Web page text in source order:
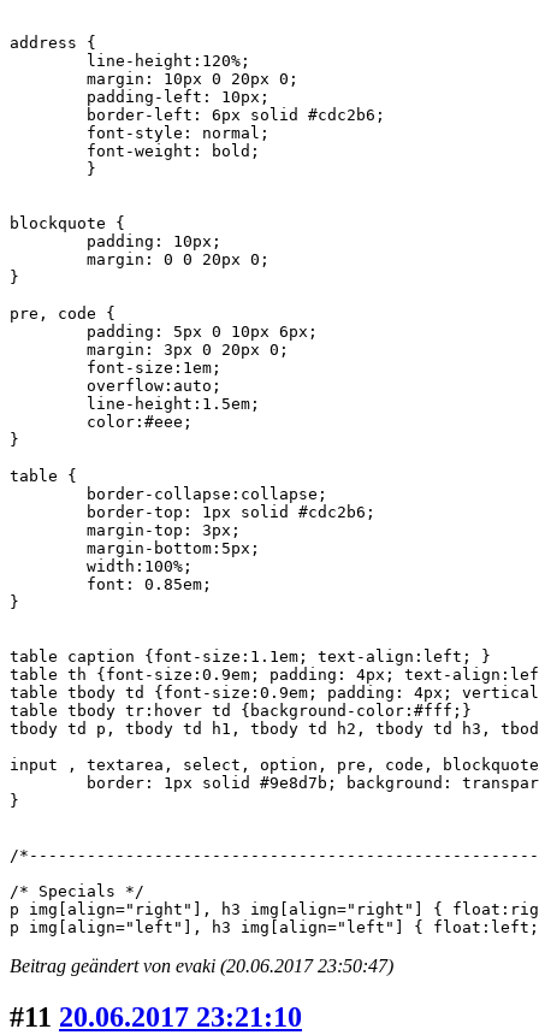
address {
blockquote {
}
pre, code {
}
table {
}
table caption {font-size:1.1em; text-align:left; }
table th {font-size:0.9em; padding: 4px; text-
table tbody td {font-size:0.9em; padding: 4px;
table tbody tr:hover td {background-color:#fff;}
tbody td p, tbody td h1, tbody td h2, tbody td h3,
input , textarea, select, option, pre, code,
}
/
/* Specials */
p img[align="right"], h3 img[align="right"] {
p img[align="left"], h3 img[align="left"] { float:left;
Beitrag geändert von evaki (20.06.2017 23:50:47)
#11 20.06.2017 23:21:10